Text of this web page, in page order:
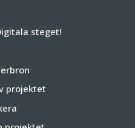
steget!
projektet